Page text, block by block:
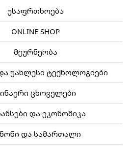
უსაფრთხოება
ONLINE SHOP
მეურნეობა
უახლესი ტექნოლოგიები
ცხოველები
და ეკონომიკა
და სამართალი